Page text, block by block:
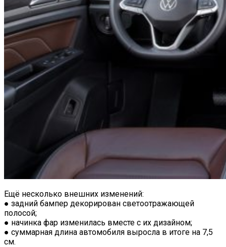
Ещё несколько внешних изменений:
● задний бампер декорирован светоотражающей
полосой;
● начинка фар изменилась вместе с их дизайном;
● суммарная длина автомобиля выросла в итоге на 7,5
см.